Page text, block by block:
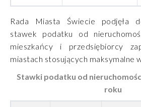
Rada Miasta Świecie podjęła
stawek podatku od
mieszkańcy i przedsiębiorcy
miastach stosujących maksymalne
Stawki podatku od
roku